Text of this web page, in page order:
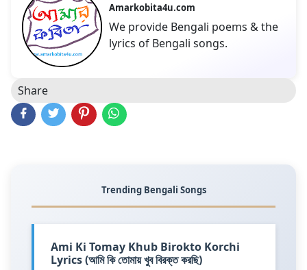
Amarkobita4u.com
We provide Bengali poems & the
lyrics of Bengali songs.
Share
Trending Bengali Songs
Ami Ki Tomay Khub Birokto Korchi
Lyrics (আমি কি তোমায় খুব বিরক্ত করছি)